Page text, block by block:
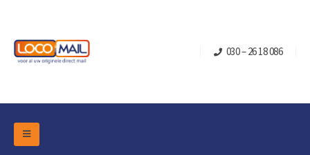
030 – 26 18 086
DM Marketing Tools